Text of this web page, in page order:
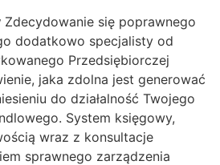
Zdecydowanie się poprawnego
dodatkowo specjalisty od
Przedsiębiorczej
jaka zdolna jest generować
do działalność Twojego
System księgowy,
wraz z konsultacje
sprawnego zarządzenia